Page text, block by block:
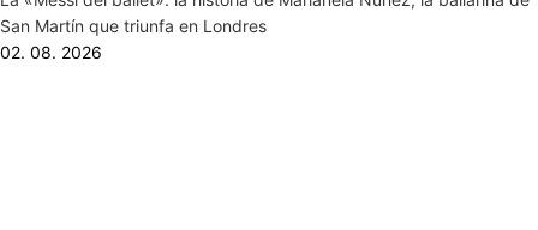
San Martín que triunfa en Londres
02. 08. 2026